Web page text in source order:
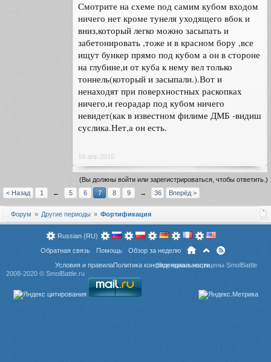
Смотрите на схеме под самим кубом входом
ничего нет кроме тунеля уходящего вбок и
вниз,который легко можно засыпать и
забетонировать ,тоже и в красном бору ,все
ищут бункер прямо под кубом а он в стороне
на глубине,и от куба к нему вел только
тоннель(который и засыпали.).Вот и
ненаходят при поверхностных раскопках
ничего,и георадар под кубом ничего
невидет(как в известном филиме ДМБ -видиш
суслика.Нет,а он есть.
18 апр 2010
(Вы должны войти или зарегистрироваться, чтобы ответить.)
< Назад
1 ← 5 6 7 8 9 → 36 Вперёд >
Форум Другие периоды Фортификация
Russian (RU)
Обратная связь
Помощь
Обзор за неделю
Условия и правилаПолитика конфиденциальности
Все права защищены SmolBattle
2008-2020 © SmolBattle.ru